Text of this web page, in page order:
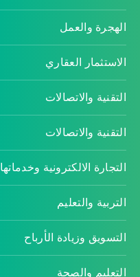
الهجرة والعمل
الاستثمار العقاري
التقنية والاتصالات
التقنية والاتصالات
التجارة الالكترونية وخدماتها
التربية والتعليم
التسويق وزيادة الأرباح
التعليم والصحة